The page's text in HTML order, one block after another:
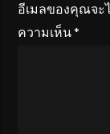
อีเมลของคุณจะ
ความเห็น*